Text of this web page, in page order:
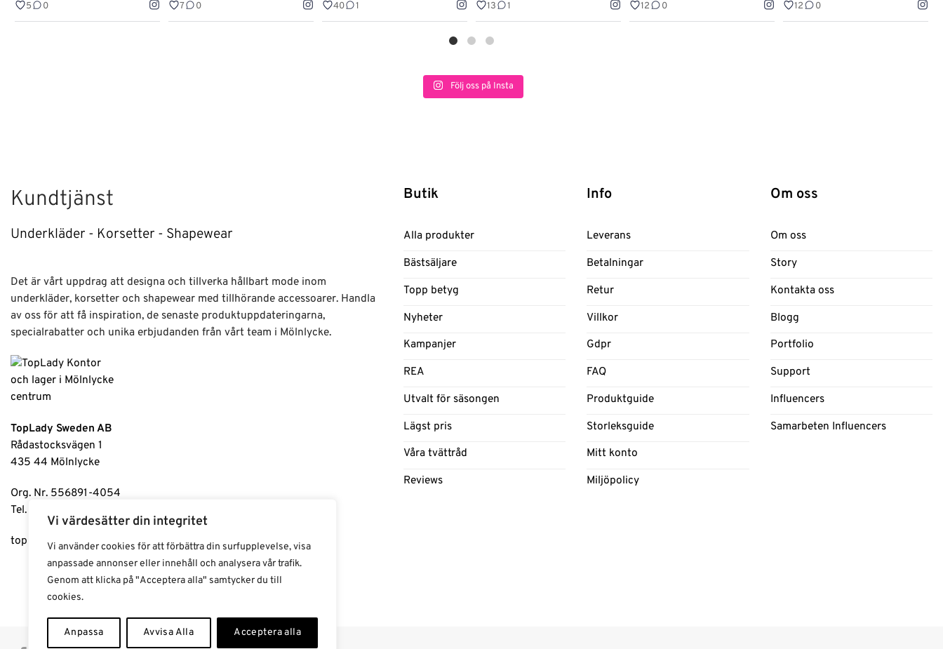
Vi värdesätter din integritet
Vi använder cookies för att förbättra din surfupplevelse, visa
anpassade annonser eller innehåll och analysera vår trafik.
Genom att klicka på "Acceptera alla" samtycker du till
cookies.
Anpassa Avvisa Alla Acceptera alla
5 0 7 0 40 1 13 1 12 0 12 0
Följ oss på Insta
Kundtjänst
Underkläder - Korsetter - Shapewear
Det är vårt uppdrag att designa och tillverka hållbart mode inom
underkläder, korsetter och shapewear med tillhörande accessoarer. Handla
av oss för att få inspiration, de senaste produktuppdateringarna,
specialrabatter och unika erbjudanden från vårt team i Mölnlycke.
TopLady Sweden AB
Rådastocksvägen 1
435 44 Mölnlycke
Org. Nr. 556891-4054
Tel. 031-98 90 91
toplady.se | toplady.no|toplady.dk| toplady.fi
Butik
Alla produkter
Bästsäljare
Topp betyg
Nyheter
Kampanjer
REA
Utvalt för säsongen
Lägst pris
Våra tvättråd
Reviews
Info
Leverans
Betalningar
Retur
Villkor
Gdpr
FAQ
Produktguide
Storleksguide
Mitt konto
Miljöpolicy
Om oss
Om oss
Story
Kontakta oss
Blogg
Portfolio
Support
Influencers
Samarbeten Influencers